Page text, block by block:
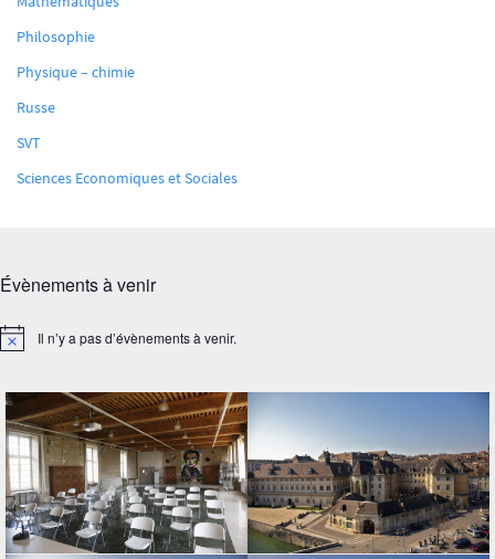
Philosophie
Physique – chimie
Russe
SVT
Sciences Economiques et Sociales
Évènements à venir
Notice Il n’y a pas d’évènements à venir.